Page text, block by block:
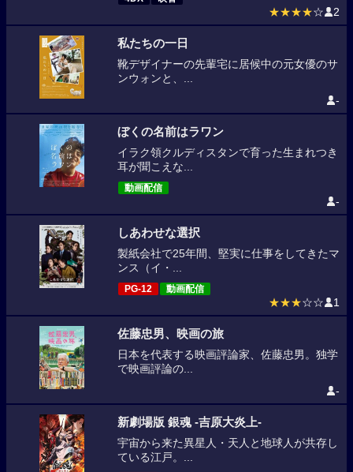
★★★★☆ 2
私たちの一日
靴デザイナーの先輩宅に居候中の元女優のサ
ンウォンと、...
-
ぼくの名前はラワン
イラク領クルディスタンで育った生まれつき
耳が聞こえな...
動画配信
-
しあわせな選択
製紙会社で25年間、堅実に仕事をしてきたマ
ンス（イ・...
PG-12 動画配信
★★★☆☆ 1
佐藤忠男、映画の旅
日本を代表する映画評論家、佐藤忠男。独学
で映画評論の...
-
新劇場版 銀魂 -吉原大炎上-
宇宙から来た異星人・天人と地球人が共存し
ている江戸。...